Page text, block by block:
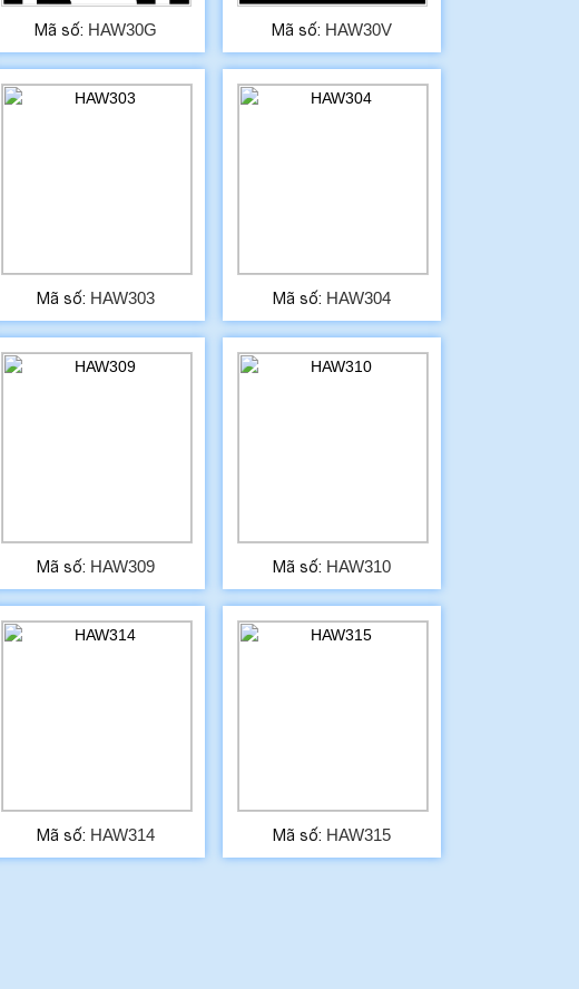
Mã số: HAW30G Mã số: HAW30V
Mã số: HAW303 Mã số: HAW304
Mã số: HAW309 Mã số: HAW310
Mã số: HAW314 Mã số: HAW315